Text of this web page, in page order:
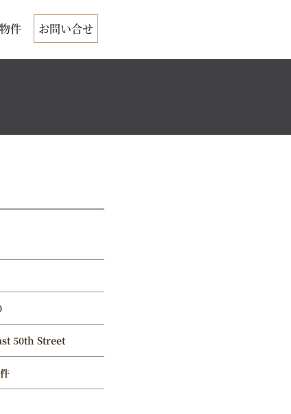
件 お問い合せ
50th Street